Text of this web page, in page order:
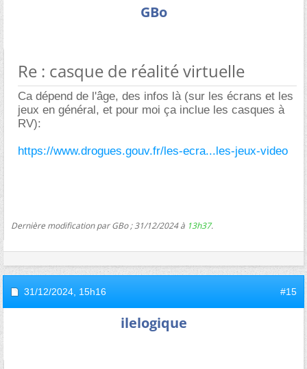
GBo
Re : casque de réalité virtuelle
Ca dépend de l'âge, des infos là (sur les écrans et les
jeux en général, et pour moi ça inclue les casques à
RV):
https://www.drogues.gouv.fr/les-ecra...les-jeux-video
Dernière modification par GBo ; 31/12/2024 à 13h37.
31/12/2024, 15h16 #15
ilelogique